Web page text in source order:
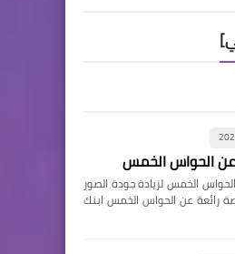
الحواس الخمس
الخمس لزيادة جودة الصور
رائعة عن الحواس الخمس ابنك